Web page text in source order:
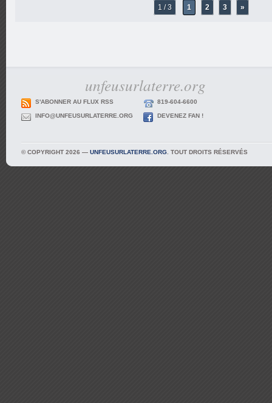
1 / 3 1 2 3 »
unfeusurlaterre.org
S'ABONNER AU FLUX RSS 819-604-6600
INFO@UNFEUSURLATERRE.ORG DEVENEZ FAN !
© COPYRIGHT 2026 — UNFEUSURLATERRE.ORG . TOUT DROITS RÉSERVÉS